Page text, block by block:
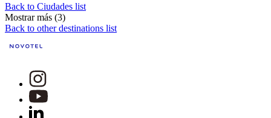
Back to Ciudades list
Mostrar más (3)
Back to other destinations list